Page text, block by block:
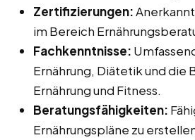
Zertifizierungen:
im Bereich
Fachkenntnisse:
Ernährung, Diätetik und die
Ernährung und Fitness.
Beratungsfähigkeiten:
Ernährungspläne zu